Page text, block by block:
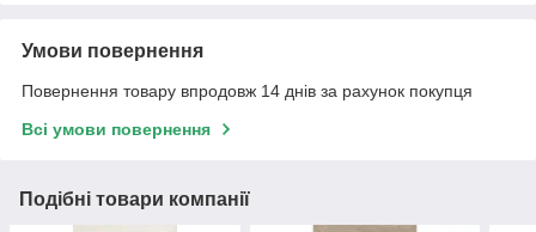
Умови повернення
Повернення товару впродовж 14 днів за рахунок покупця
Всі умови повернення
Подібні товари компанії